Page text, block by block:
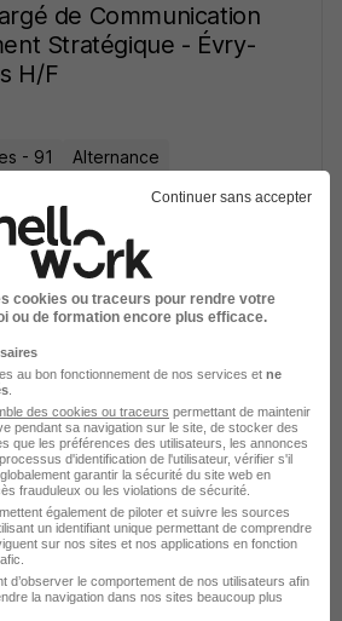
de Communication
Stratégique - Évry-
H/F
- 91
Alternance
Évènementiel
Courcouronnes
Continuer sans accepter
cookies ou traceurs pour rendre votre
ou de formation encore plus efficace.
au bon fonctionnement de nos services et ne
des cookies ou traceurs permettant de maintenir
pendant sa navigation sur le site, de stocker des
que les préférences des utilisateurs, les annonces
d'identification de l'utilisateur, vérifier s'il
garantir la sécurité du site web en
frauduleux ou les violations de sécurité.
également de piloter et suivre les sources
un identifiant unique permettant de comprendre
sur nos sites et nos applications en fonction
d’observer le comportement de nos utilisateurs afin
la navigation dans nos sites beaucoup plus